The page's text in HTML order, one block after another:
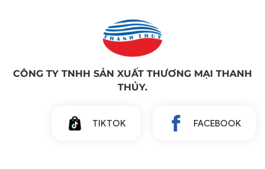
CÔNG TY TNHH SẢN XUẤT THƯƠNG MẠI THANH
THỦY.
TIKTOK FACEBOOK